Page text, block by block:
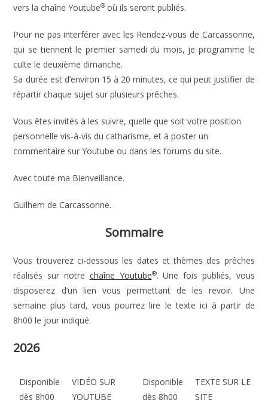
vers la chaîne Youtube® où ils seront publiés.
Pour ne pas interférer avec les Rendez-vous de Carcassonne,
qui se tiennent le premier samedi du mois, je programme le
culte le deuxième dimanche.
Sa durée est d’environ 15 à 20 minutes, ce qui peut justifier de
répartir chaque sujet sur plusieurs prêches.
Vous êtes invités à les suivre, quelle que soit votre position
personnelle vis-à-vis du catharisme, et à poster un
commentaire sur Youtube ou dans les forums du site.
Avec toute ma Bienveillance.
Guilhem de Carcassonne.
Sommaire
Vous trouverez ci-dessous les dates et thèmes des prêches
réalisés sur notre chaîne Youtube®. Une fois publiés, vous
disposerez d’un lien vous permettant de les revoir. Une
semaine plus tard, vous pourrez lire le texte ici à partir de
8h00 le jour indiqué.
2026
Disponible
dès 8h00
VIDÉO SUR
YOUTUBE
Disponible
dès 8h00
TEXTE SUR LE
SITE